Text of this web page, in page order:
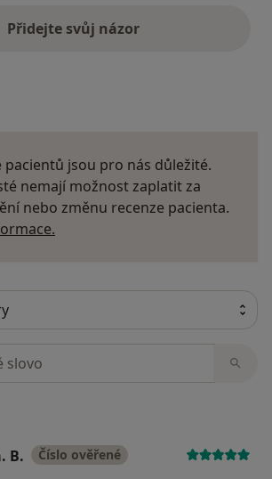
Přidejte svůj názor
pacientů jsou pro nás důležité.
nemají možnost zaplatit za
nebo změnu recenze pacienta.
B. Číslo ověřené